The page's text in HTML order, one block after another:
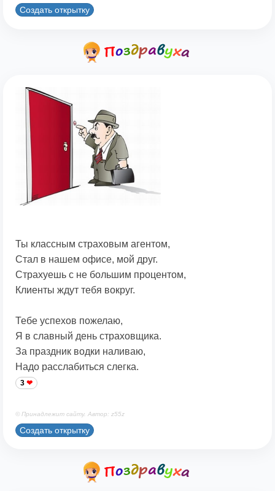
Создать открытку
Ты классным страховым агентом,
Стал в нашем офисе, мой друг.
Страхуешь с не большим процентом,
Клиенты ждут тебя вокруг.
Тебе успехов пожелаю,
Я в славный день страховщика.
За праздник водки наливаю,
Надо расслабиться слегка.
3
© Принадлежит сайту. Автор: z55z
Создать открытку